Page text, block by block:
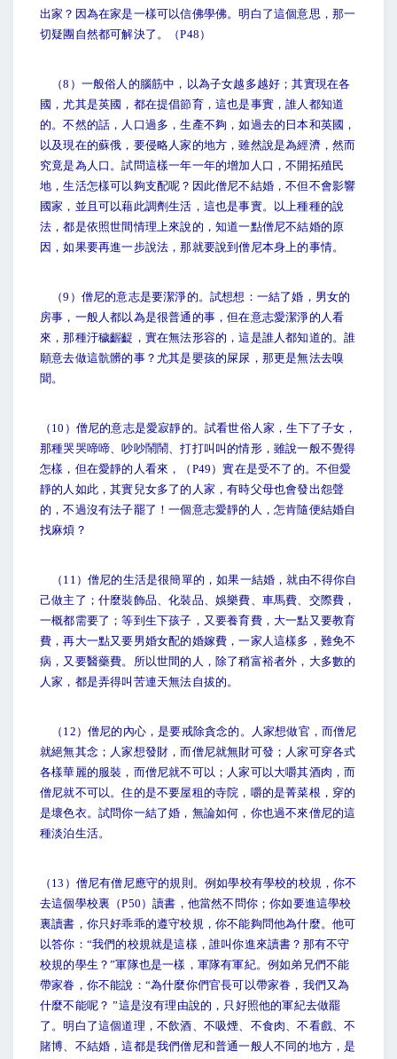
出家？因為在家是一樣可以信佛學佛。明白了這個意思，那一
切疑團自然都可解決了。（P48）
（8）一般俗人的腦筋中，以為子女越多越好；其實現在各
國，尤其是英國，都在提倡節育，這也是事實，誰人都知道
的。不然的話，人口過多，生產不夠，如過去的日本和英國，
以及現在的蘇俄，要侵略人家的地方，雖然說是為經濟，然而
究竟是為人口。試問這樣一年一年的增加人口，不開拓殖民
地，生活怎樣可以夠支配呢？因此僧尼不結婚，不但不會影響
國家，並且可以藉此調劑生活，這也是事實。以上種種的說
法，都是依照世間情理上來說的，知道一點僧尼不結婚的原
因，如果要再進一步說法，那就要說到僧尼本身上的事情。
（9）僧尼的意志是要潔淨的。試想想：一結了婚，男女的
房事，一般人都以為是很普通的事，但在意志愛潔淨的人看
來，那種汙穢齷齪，實在無法形容的，這是誰人都知道的。誰
願意去做這骯髒的事？尤其是嬰孩的屎尿，那更是無法去嗅
聞。
（10）僧尼的意志是愛寂靜的。試看世俗人家，生下了子女，
那種哭哭啼啼、吵吵鬧鬧、打打叫叫的情形，雖說一般不覺得
怎樣，但在愛靜的人看來，（P49）實在是受不了的。不但愛
靜的人如此，其實兒女多了的人家，有時父母也會發出怨聲
的，不過沒有法子罷了！一個意志愛靜的人，怎肯隨便結婚自
找麻煩？
（11）僧尼的生活是很簡單的，如果一結婚，就由不得你自
己做主了；什麼裝飾品、化裝品、娛樂費、車馬費、交際費，
一概都需要了；等到生下孩子，又要養育費，大一點又要教育
費，再大一點又要男婚女配的婚嫁費，一家人這樣多，難免不
病，又要醫藥費。所以世間的人，除了稍富裕者外，大多數的
人家，都是弄得叫苦連天無法自拔的。
（12）僧尼的內心，是要戒除貪念的。人家想做官，而僧尼
就絕無其念；人家想發財，而僧尼就無財可發；人家可穿各式
各樣華麗的服裝，而僧尼就不可以；人家可以大嚼其酒肉，而
僧尼就不可以。住的是不要屋租的寺院，嚼的是菁菜根，穿的
是壞色衣。試問你一結了婚，無論如何，你也過不來僧尼的這
種淡泊生活。
（13）僧尼有僧尼應守的規則。例如學校有學校的校規，你不
去這個學校裏（P50）讀書，他當然不問你；你如要進這學校
裏讀書，你只好乖乖的遵守校規，你不能夠問他為什麼。他可
以答你：“我們的校規就是這樣，誰叫你進來讀書？那有不守
校規的學生？”軍隊也是一樣，軍隊有軍紀。例如弟兄們不能
帶家眷，你不能說：“為什麼你們官長可以帶家眷，我們又為
什麼不能呢？ ”這是沒有理由說的，只好照他的軍紀去做罷
了。明白了這個道理，不飲酒、不吸煙、不食肉、不看戲、不
賭博、不結婚，這都是我們僧尼和普通一般人不同的地方，是